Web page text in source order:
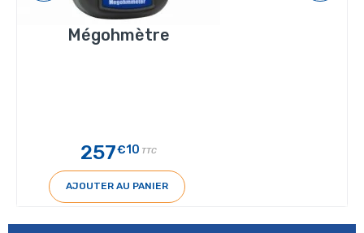
Mégohmètre
257€10 TTC
AJOUTER AU PANIER